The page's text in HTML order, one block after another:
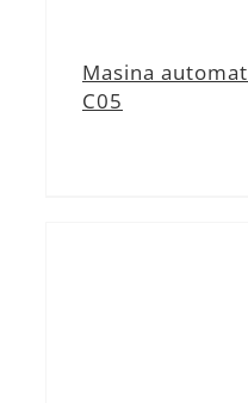
Masina
C05